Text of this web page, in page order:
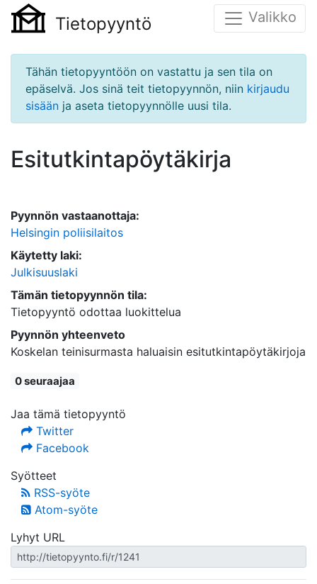
Tietopyyntö Valikko
Tähän tietopyyntöön on vastattu ja sen tila on
epäselvä. Jos sinä teit tietopyynnön, niin kirjaudu
sisään ja aseta tietopyynnölle uusi tila.
Esitutkintapöytäkirja
Pyynnön vastaanottaja:
Helsingin poliisilaitos
Käytetty laki:
Julkisuuslaki
Tämän tietopyynnön tila:
Tietopyyntö odottaa luokittelua
Pyynnön yhteenveto
Koskelan teinisurmasta haluaisin esitutkintapöytäkirjoja
0 seuraajaa
Jaa tämä tietopyyntö
Twitter
Facebook
Syötteet
RSS-syöte
Atom-syöte
Lyhyt URL